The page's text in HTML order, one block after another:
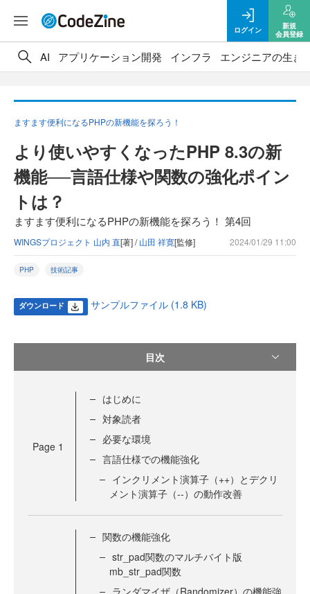
ログイン
新規
会員登録
AI アプリケーション開発 インフラ エンジニアの生き
ますます便利になるPHPの新機能を探ろう！
より使いやすくなったPHP 8.3の新
機能──言語仕様や関数の強化ポイン
トは？
ますます便利になるPHPの新機能を探ろう！ 第4回
WINGSプロジェクト 山内 直[著] /山田 祥寛[監修] 2024/01/29 11:00
PHP 技術記事
ダウンロード サンプルファイル (1.8 KB)
目次
Page 1
はじめに
対象読者
必要な環境
言語仕様での機能強化
インクリメント演算子（++）とデクリ
メント演算子（--）の動作改善
関数の機能強化
str_pad関数のマルチバイト版
mb_str_pad関数